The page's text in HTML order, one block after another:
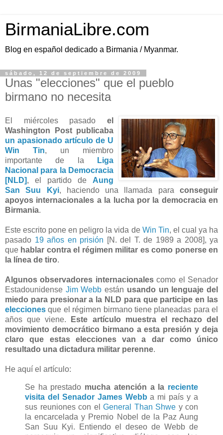
BirmaniaLibre.com
Blog en español dedicado a Birmania / Myanmar.
sábado, 12 de septiembre de 2009
Unas "elecciones" que el pueblo
birmano no necesita
El miércoles pasado el
Washington Post publicaba
un apasionado artículo de U
Win Tin, un miembro
importante de la
Liga
Nacional para la Democracia
[NLD], el partido de Aung
San Suu Kyi, haciendo una llamada paraconseguir
apoyos internacionales a la lucha por la democracia en
Birmania.
Este escrito pone en peligro la vida de Win Tin, el cual ya ha
pasado 19 años en prisión [N. del T. de 1989 a 2008], ya
que hablar contra el régimen militar es como ponerse en
la línea de tiro.
Algunos observadores internacionalescomo el Senador
Estadounidense Jim Webb están usando un lenguaje del
miedo para presionar a la NLD para que participe en las
elecciones que el régimen birmano tiene planeadas para el
años que viene.
Este artículo muestra el rechazo del
movimiento democrático birmano a esta presión y deja
claro que estas elecciones van a dar como único
resultado una dictadura militar perenne.
He aquí el artículo:
Se ha prestado mucha atención a la reciente
visita del Senador James Webb a mi país y a
sus reuniones con el General Than Shwe y con
la encarcelada y Premio Nobel de la Paz Aung
San Suu Kyi. Entiendo el deseo de Webb de